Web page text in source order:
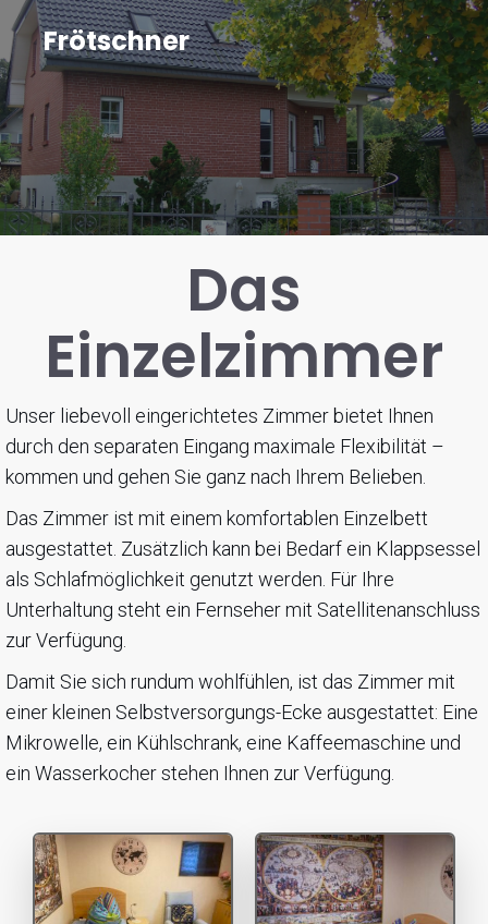
Frötschner
Das
Einzelzimmer
Unser liebevoll eingerichtetes Zimmer bietet Ihnen
durch den separaten Eingang maximale Flexibilität –
kommen und gehen Sie ganz nach Ihrem Belieben.
Das Zimmer ist mit einem komfortablen Einzelbett
ausgestattet. Zusätzlich kann bei Bedarf ein Klappsessel
als Schlafmöglichkeit genutzt werden. Für Ihre
Unterhaltung steht ein Fernseher mit Satellitenanschluss
zur Verfügung.
Damit Sie sich rundum wohlfühlen, ist das Zimmer mit
einer kleinen Selbstversorgungs-Ecke ausgestattet: Eine
Mikrowelle, ein Kühlschrank, eine Kaffeemaschine und
ein Wasserkocher stehen Ihnen zur Verfügung.